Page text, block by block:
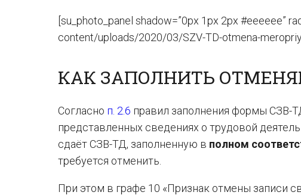
[su_photo_panel shadow=”0px 1px 2px #eeeeee”
content/uploads/2020/03/SZV-TD-otmena-
КАК ЗАПОЛНИТЬ
Согласно п. 2.6 правил заполнения формы СЗВ-
представленных сведениях о трудовой
сдаёт СЗВ-ТД, заполненную в полном
требуется отменить.
При этом в графе 10 «Признак отмены записи